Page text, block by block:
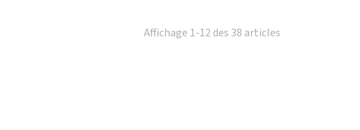
Affichage 1-12 des 38 articles